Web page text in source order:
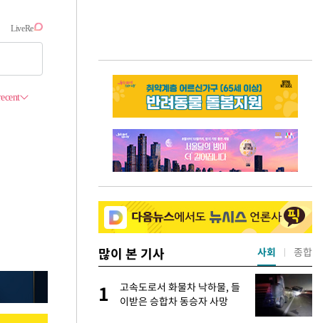
많이 본 기사
재
1
고속도로서 화물차 낙하물, 들
이받은 승합차 동승자 사망
사회 종합